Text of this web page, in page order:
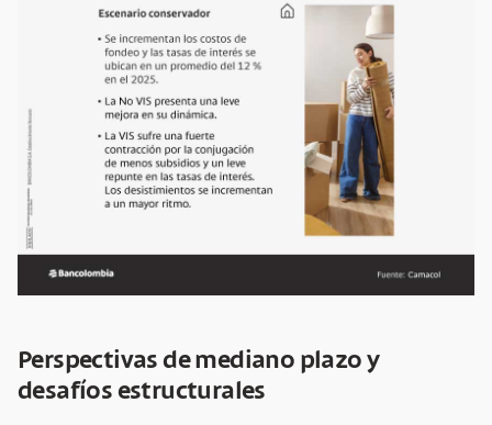
Perspectivas de mediano plazo y
desafíos estructurales